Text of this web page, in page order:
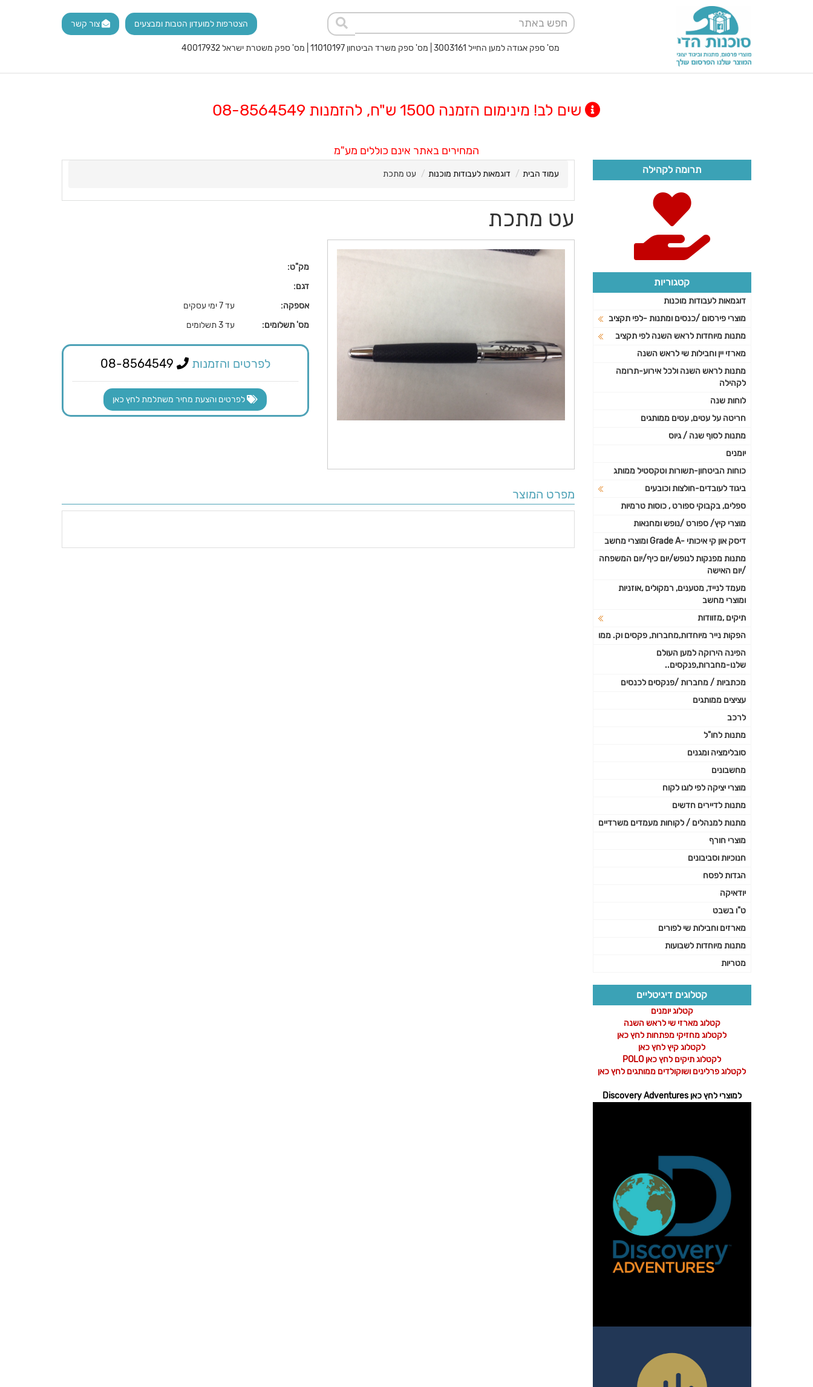
צור קשר הצטרפות למועדון הטבות ומבצעים
מס' ספק אגודה למען החייל 3003161 | מס' ספק משרד הביטחון 11010197 | מס' ספק משטרת ישראל 40017932
שים לב! מינימום הזמנה 1500 ש"ח, להזמנות 08-8564549
המחירים באתר אינם כוללים מע"מ
עמוד הבית דוגמאות לעבודות מוכנות עט מתכת
עט מתכת
מק"ט:
דגם:
אספקה:
עד 7 ימי עסקים
מס' תשלומים:
עד 3 תשלומים
לפרטים והזמנות
לפרטים והצעת מחיר משתלמת לחץ כאן
מפרט המוצר
תרומה לקהילה
קטגוריות
דוגמאות לעבודות מוכנות
מוצרי פירסום /כנסים ומתנות -לפי תקציב
מתנות מיוחדות לראש השנה לפי תקציב
מארזי יין וחבילות שי לראש השנה
מתנות לראש השנה ולכל אירוע-תרומה
לקהילה
לוחות שנה
חריטה על עטים, עטים ממותגים
מתנות לסוף שנה / גיוס
יומנים
כוחות הביטחון-תשורות וטקסטיל ממותג
ביגוד לעובדים-חולצות וכובעים
ספלים, בקבוקי ספורט , כוסות טרמיות
מוצרי קיץ/ ספורט /נופש ומחנאות
דיסק און קי איכותי -Grade A ומוצרי מחשב
מתנות מפנקות לנופש/יום כיף/יום המשפחה
/יום האישה
מעמד לנייד, מטענים, רמקולים ,אוזניות
ומוצרי מחשב
תיקים ,מזוודות
הפקות נייר מיוחדות,מחברות, פקסים וק. ממו
הפינה הירוקה למען העולם
שלנו-מחברות,פנקסים..
מכתביות / מחברות /פנקסים לכנסים
עציצים ממותגים
לרכב
מתנות לחו"ל
סובלימציה ומגנים
מחשבונים
מוצרי יציקה לפי לוגו לקוח
מתנות לדיירים חדשים
מתנות למנהלים / לקוחות מעמדים משרדיים
מוצרי חורף
חנוכיות וסביבונים
הגדות לפסח
יודאיקה
ט"ו בשבט
מארזים וחבילות שי לפורים
מתנות מיוחדות לשבועות
מטריות
קטלוגים דיגיטליים
קטלוג יומנים
קטלוג מארזי שי לראש השנה
לקטלוג מחזיקי מפתחות לחץ כאן
לקטלוג קיץ לחץ כאן
לקטלוג תיקים לחץ כאן POLO
לקטלוג פרלינים ושוקולדים ממותגים לחץ כאן
למוצרי לחץ כאן Discovery Adventures